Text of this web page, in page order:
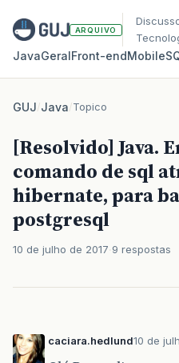
ARQUIVO
JavaGeralFront‑endMobile
GUJ/Java/Topico
[Resolvido] Java.
comando de sql
hibernate, para
postgresql
10 de julho de 2017 9 respostas
caciara.hedlund10 de